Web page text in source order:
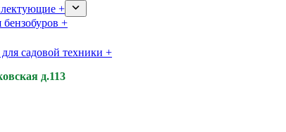
+
+
садовой техники +
д.113